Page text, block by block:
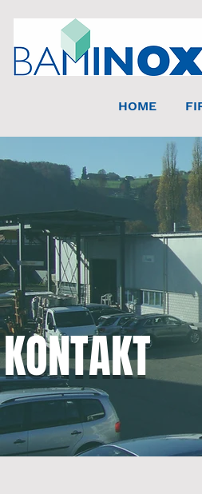
HOME
KONTAKT